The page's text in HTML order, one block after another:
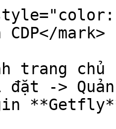
mark>
trang chủ
đặt ->